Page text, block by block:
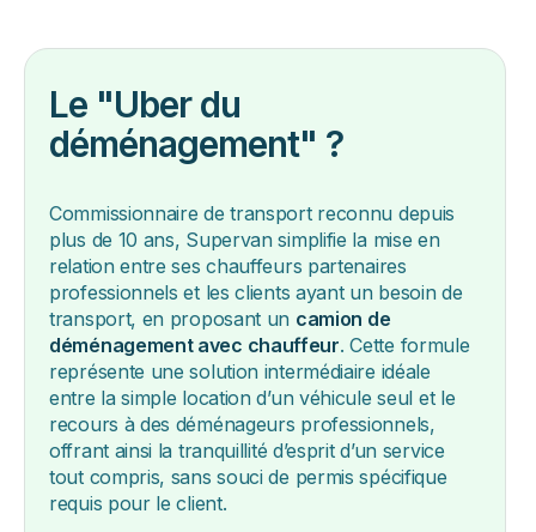
Le "Uber du
déménagement" ?
Commissionnaire de transport reconnu depuis
plus de 10 ans, Supervan simplifie la mise en
relation entre ses chauffeurs partenaires
professionnels et les clients ayant un besoin de
transport, en proposant un camion de
déménagement avec chauffeur. Cette formule
représente une solution intermédiaire idéale
entre la simple location d’un véhicule seul et le
recours à des déménageurs professionnels,
offrant ainsi la tranquillité d’esprit d’un service
tout compris, sans souci de permis spécifique
requis pour le client.